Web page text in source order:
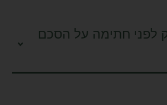
לפני חתימה על הסכם